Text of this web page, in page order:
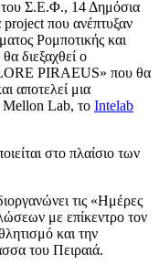
Σ.Ε.Φ., 14 Δημόσια
project που ανέπτυξαν
Ρομποτικής και
διεξαχθεί ο
PIRAEUS» που θα
αποτελεί μια
Mellon Lab, το Intelab
στο πλαίσιο των
τις «Ημέρες
με επίκεντρο τον
και την
του Πειραιά.